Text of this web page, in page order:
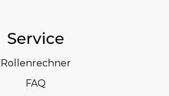
Service
Rollenrechner
FAQ